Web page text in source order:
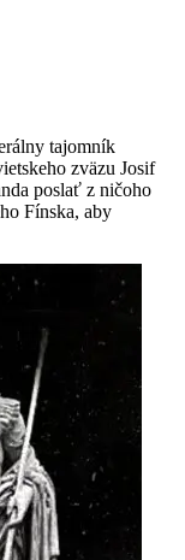
tajomník
zväzu Josif
poslať z ničoho
Fínska, aby